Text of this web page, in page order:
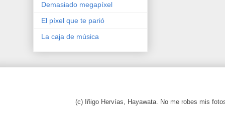
Demasiado megapíxel
El píxel que te parió
La caja de música
(c) Iñigo Hervías, Hayawata. No me robes mis